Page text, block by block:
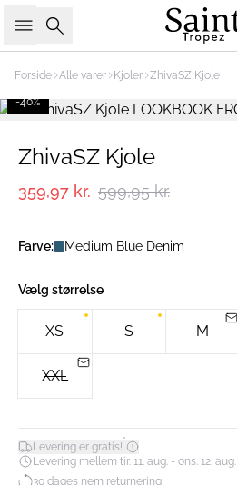
Søg
Forside Alle varer Kjoler ZhivaSZ Kjole
-40%
ZhivaSZ Kjole
359,97 kr. 599,95 kr.
Farve: Medium Blue Denim
Vælg størrelse
XS S M
XXL
Levering er gratis!*
Levering mellem tir. 11. aug. - ons. 12. aug.
30 dages nem returnering